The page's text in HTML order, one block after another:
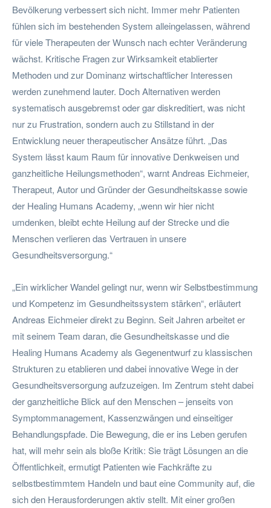
Bevölkerung verbessert sich nicht. Immer mehr Patienten
fühlen sich im bestehenden System alleingelassen, während
für viele Therapeuten der Wunsch nach echter Veränderung
wächst. Kritische Fragen zur Wirksamkeit etablierter
Methoden und zur Dominanz wirtschaftlicher Interessen
werden zunehmend lauter. Doch Alternativen werden
systematisch ausgebremst oder gar diskreditiert, was nicht
nur zu Frustration, sondern auch zu Stillstand in der
Entwicklung neuer therapeutischer Ansätze führt. „Das
System lässt kaum Raum für innovative Denkweisen und
ganzheitliche Heilungsmethoden“, warnt Andreas Eichmeier,
Therapeut, Autor und Gründer der Gesundheitskasse sowie
der Healing Humans Academy, „wenn wir hier nicht
umdenken, bleibt echte Heilung auf der Strecke und die
Menschen verlieren das Vertrauen in unsere
Gesundheitsversorgung.“
„Ein wirklicher Wandel gelingt nur, wenn wir Selbstbestimmung
und Kompetenz im Gesundheitssystem stärken“, erläutert
Andreas Eichmeier direkt zu Beginn. Seit Jahren arbeitet er
mit seinem Team daran, die Gesundheitskasse und die
Healing Humans Academy als Gegenentwurf zu klassischen
Strukturen zu etablieren und dabei innovative Wege in der
Gesundheitsversorgung aufzuzeigen. Im Zentrum steht dabei
der ganzheitliche Blick auf den Menschen – jenseits von
Symptommanagement, Kassenzwängen und einseitiger
Behandlungspfade. Die Bewegung, die er ins Leben gerufen
hat, will mehr sein als bloße Kritik: Sie trägt Lösungen an die
Öffentlichkeit, ermutigt Patienten wie Fachkräfte zu
selbstbestimmtem Handeln und baut eine Community auf, die
sich den Herausforderungen aktiv stellt. Mit einer großen